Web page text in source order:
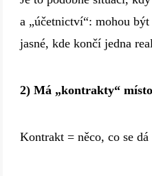
a „účetnictví“: mohou
jasné, kde končí jedna
2) Má „kontrakty“
Kontrakt = něco, co se